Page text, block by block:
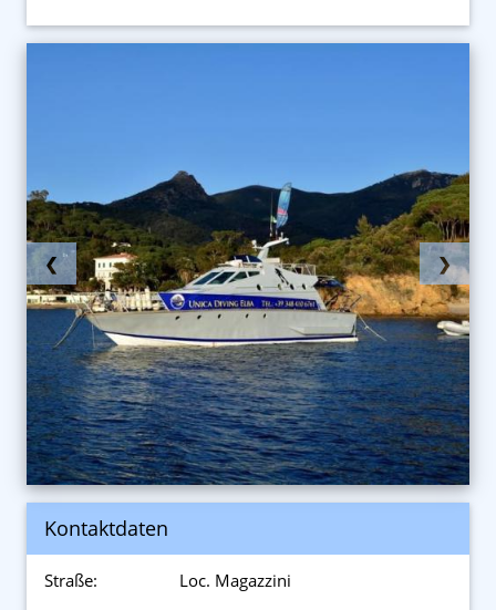
❮ ❯
Kontaktdaten
Straße:
Loc. Magazzini